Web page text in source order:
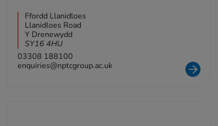
Ffordd Llanidloes
Llanidloes Road
Y Drenewydd
SY16 4HU
03308 188100
enquiries@nptcgroup.ac.uk